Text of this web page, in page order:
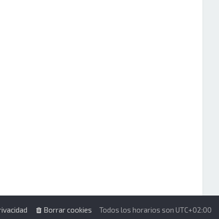
Todos los horarios son UTC+02:00
Borrar cookies